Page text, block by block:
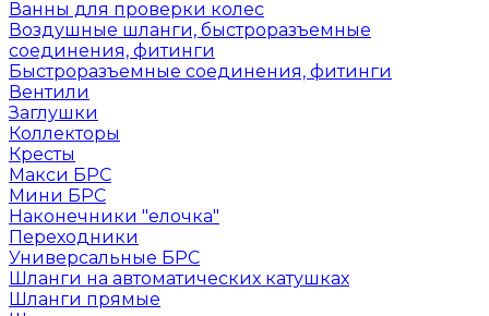
Ванны для проверки колес
Воздушные шланги, быстроразъемные
соединения, фитинги
Быстроразъемные соединения, фитинги
Вентили
Заглушки
Коллекторы
Кресты
Макси БРС
Мини БРС
Наконечники "елочка"
Переходники
Универсальные БРС
Шланги на автоматических катушках
Шланги прямые